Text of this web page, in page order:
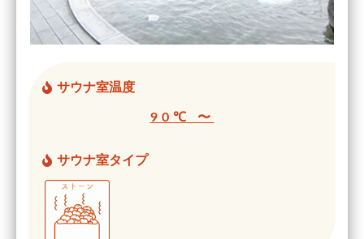
サウナ室温度
90℃ 〜
サウナ室タイプ